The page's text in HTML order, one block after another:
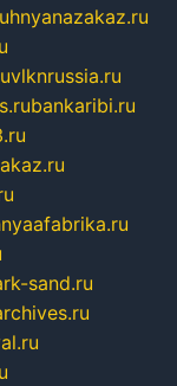
vlknrussia.ru
bankaribi.ru
sand.ru